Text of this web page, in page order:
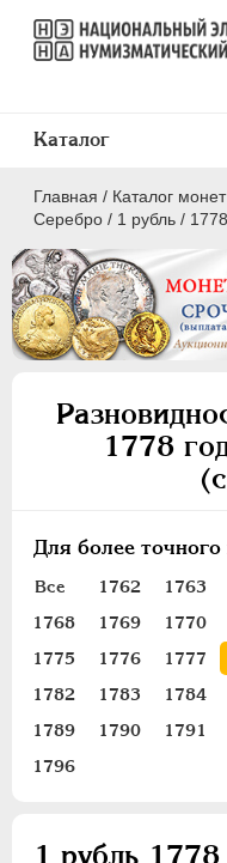
Главная / Каталог
Серебро / 1 рубль / 1778
1778
Для более
Все 1762 1763
1768
1769 1770
1775
1776 1777
1782
1783 1784
1789
1790 1791
1796
1 рубль
Каталог
ПEТР I 1699 - 1725
ПЕТР II 1727-1729
АННА ИОАННОВНА
ИОАНН
ПЕТР III 1762-1762
ЕКАТЕРИНА II
1762-
Золото
Серебро
Полтина
Полуполтинник
15 копеек